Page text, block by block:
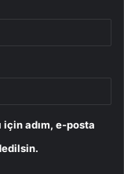
için adım, e-posta